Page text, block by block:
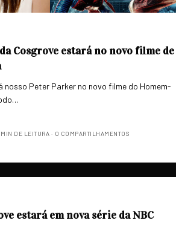
Cosgrove estará no novo filme de
nosso Peter Parker no novo filme do Homem-
MIN DE LEITURA 0 COMPARTILHAMENTOS
estará em nova série da NBC